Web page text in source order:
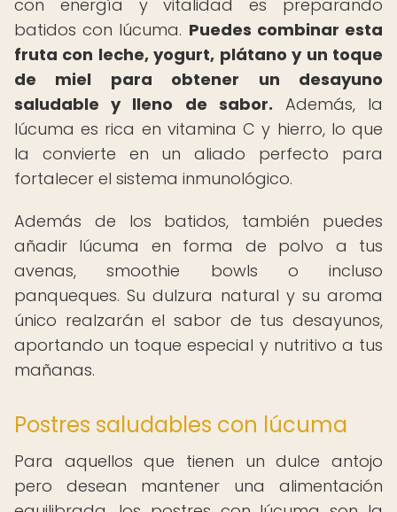
con energía y vitalidad es preparando
batidos con lúcuma. Puedes combinar esta
fruta con leche, yogurt, plátano y un toque
de miel para obtener un desayuno
saludable y lleno de sabor. Además, la
lúcuma es rica en vitamina C y hierro, lo que
la convierte en un aliado perfecto para
fortalecer el sistema inmunológico.
Además de los batidos, también puedes
añadir lúcuma en forma de polvo a tus
avenas, smoothie bowls o incluso
panqueques. Su dulzura natural y su aroma
único realzarán el sabor de tus desayunos,
aportando un toque especial y nutritivo a tus
mañanas.
Postres saludables con lúcuma
Para aquellos que tienen un dulce antojo
pero desean mantener una alimentación